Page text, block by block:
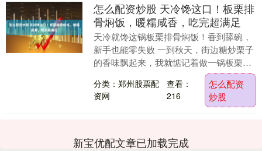
怎么配资炒股 天冷馋这口！板栗排
骨焖饭，暖糯咸香，吃完超满足
天冷就馋这锅板栗排骨焖饭！香到舔碗，
新手也能零失败 一到秋天，街边糖炒栗子
的香味飘起来，我就惦记着做一锅板栗排
骨焖饭。不用炒菜，一锅焖出主食和菜，
米粒吸满肉香和....
分类：郑州股票配
资网
查看：
216
怎么配资
炒股
新宝优配文章已加载完成